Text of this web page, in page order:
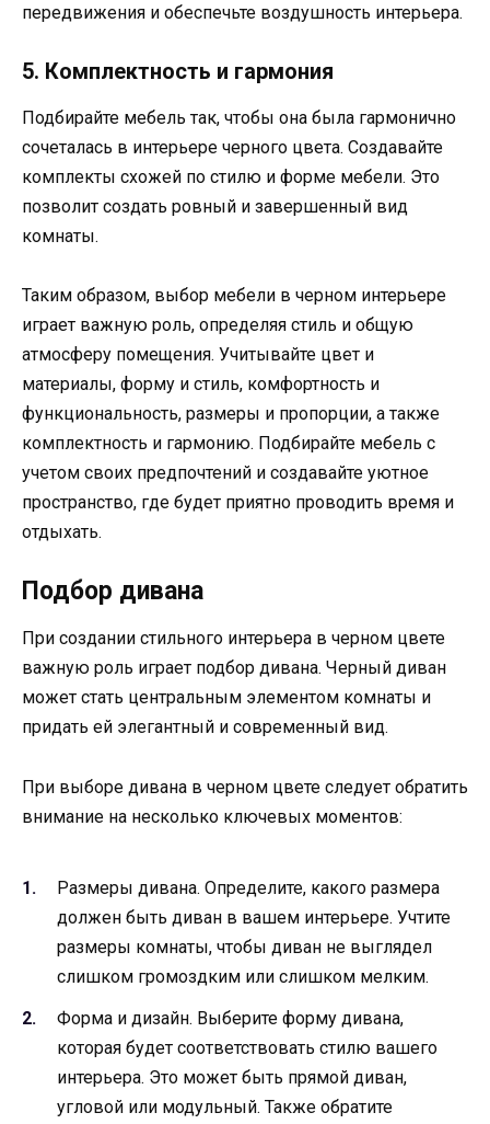
передвижения и обеспечьте воздушность интерьера.
5. Комплектность и гармония
Подбирайте мебель так, чтобы она была гармонично
сочеталась в интерьере черного цвета. Создавайте
комплекты схожей по стилю и форме мебели. Это
позволит создать ровный и завершенный вид
комнаты.
Таким образом, выбор мебели в черном интерьере
играет важную роль, определяя стиль и общую
атмосферу помещения. Учитывайте цвет и
материалы, форму и стиль, комфортность и
функциональность, размеры и пропорции, а также
комплектность и гармонию. Подбирайте мебель с
учетом своих предпочтений и создавайте уютное
пространство, где будет приятно проводить время и
отдыхать.
Подбор дивана
При создании стильного интерьера в черном цвете
важную роль играет подбор дивана. Черный диван
может стать центральным элементом комнаты и
придать ей элегантный и современный вид.
При выборе дивана в черном цвете следует обратить
внимание на несколько ключевых моментов:
Размеры дивана. Определите, какого размера
должен быть диван в вашем интерьере. Учтите
размеры комнаты, чтобы диван не выглядел
слишком громоздким или слишком мелким.
Форма и дизайн. Выберите форму дивана,
которая будет соответствовать стилю вашего
интерьера. Это может быть прямой диван,
угловой или модульный. Также обратите